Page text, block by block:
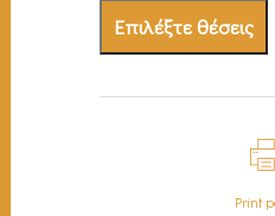
Επιλέξτε θέσεις
Print